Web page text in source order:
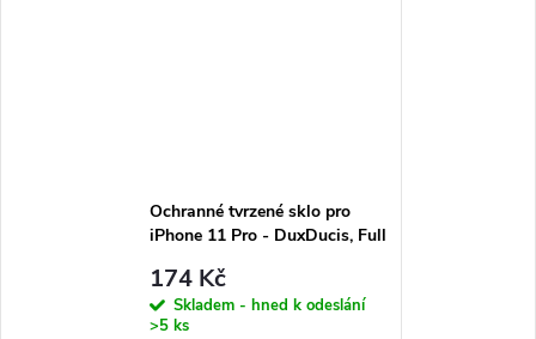
Ochranné tvrzené sklo pro
iPhone 11 Pro - DuxDucis, Full
174 Kč
Skladem - hned k odeslání
>5 ks